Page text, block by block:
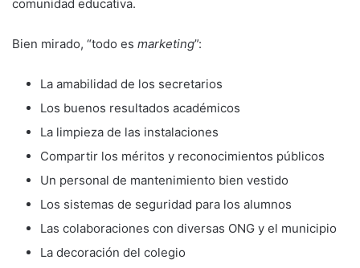
comunidad educativa.
Bien mirado, “todo es marketing”:
La amabilidad de los secretarios
Los buenos resultados académicos
La limpieza de las instalaciones
Compartir los méritos y reconocimientos públicos
Un personal de mantenimiento bien vestido
Los sistemas de seguridad para los alumnos
Las colaboraciones con diversas ONG y el municipio
La decoración del colegio